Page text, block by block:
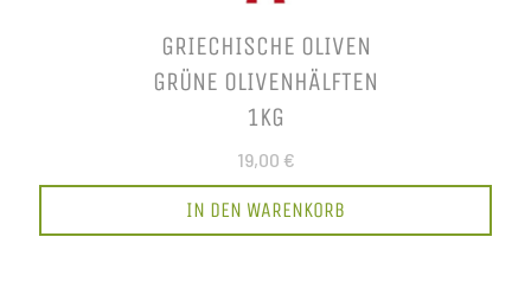
GRIECHISCHE OLIVEN
GRÜNE OLIVENHÄLFTEN
1KG
19,00 €
IN DEN WARENKORB